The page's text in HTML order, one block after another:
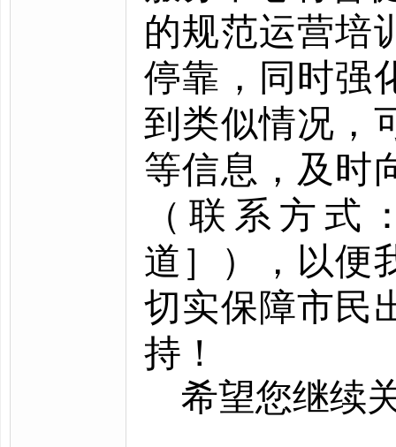
的规范运营培
停靠，同时强
到类似情况，
等信息，及时
（联系方式
道］），以便
切实保障市民
持！
希望您继续